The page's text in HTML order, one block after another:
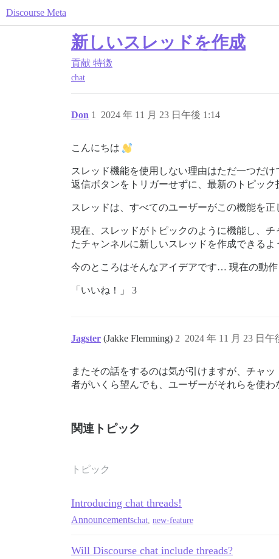
Discourse Meta
新しいスレッドを作成
貢献 特徴
chat
Don 2024 年 11 月 23 日午後 1:14
1
こんにちは
スレッド機能を使用しない理由はただ一つだ
返信ボタンをトリガーせずに、最新のトピッ
スレッドは、すべてのユーザーがこの機能を
現在、スレッドがトピックのように機能し、
たチャンネルに新しいスレッドを作成できる
今のところはそんなアイデアです… 現在の動
「いいね！」 3
Jagster (Jakke Flemming) 2024 年 11 月 23 日午
2
またその話をするのは気が引けますが、チャ
者がいくら望んでも、ユーザーがそれらを使わ
関連トピック
トピック
Introducing chat threads!
Announcementschat new-feature
Will Discourse chat include threads?